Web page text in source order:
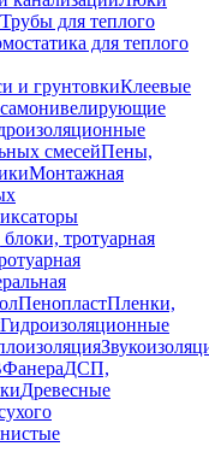
Трубы для теплого
для теплого
и грунтовкиКлеевые
смесейПены,
Монтажная
тротуарная
ПенопластПленки,
Гидроизоляционные
ФанераДСП,
Древесные